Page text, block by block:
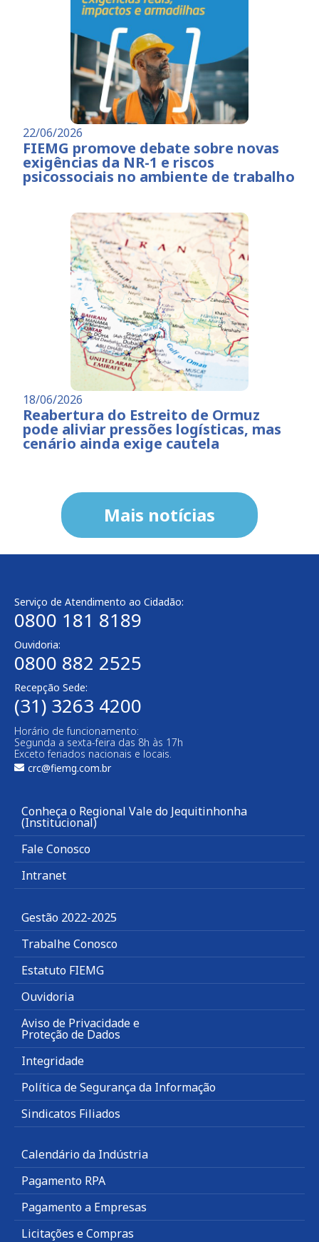
22/06/2026
FIEMG promove debate sobre novas
exigências da NR-1 e riscos
psicossociais no ambiente de trabalho
18/06/2026
Reabertura do Estreito de Ormuz
pode aliviar pressões logísticas, mas
cenário ainda exige cautela
Mais notícias
Serviço de Atendimento ao Cidadão:
0800 181 8189
Ouvidoria:
0800 882 2525
Recepção Sede:
(31) 3263 4200
Horário de funcionamento:
Segunda a sexta-feira das 8h às 17h
Exceto feriados nacionais e locais.
crc@fiemg.com.br
Conheça o Regional Vale do Jequitinhonha
(Institucional)
Fale Conosco
Intranet
Gestão 2022-2025
Trabalhe Conosco
Estatuto FIEMG
Ouvidoria
Aviso de Privacidade e
Proteção de Dados
Integridade
Política de Segurança da Informação
Sindicatos Filiados
Calendário da Indústria
Pagamento RPA
Pagamento a Empresas
Licitações e Compras